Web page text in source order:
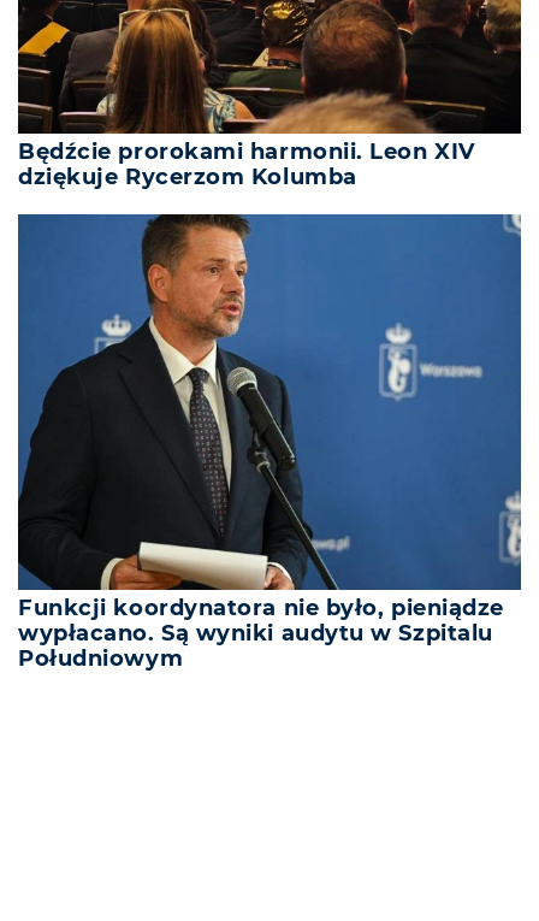
Będźcie prorokami harmonii. Leon XIV
dziękuje Rycerzom Kolumba
Funkcji koordynatora nie było, pieniądze
wypłacano. Są wyniki audytu w Szpitalu
Południowym